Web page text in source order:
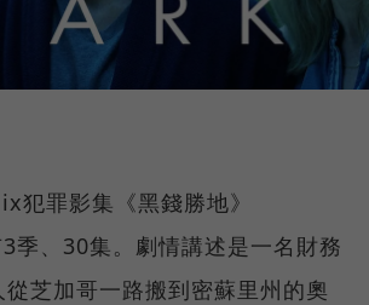
犯罪影集《黑錢勝地》
3季、30集。劇情講述是一名財務
芝加哥一路搬到密蘇里州的奧